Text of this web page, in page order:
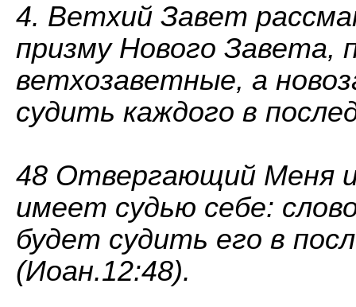
4. Ветхий Завет
призму Нового Завета,
ветхозаветные, а
судить каждого в
48 Отвергающий Меня
имеет судью себе:
будет судить его в
(Иоан.12:48).